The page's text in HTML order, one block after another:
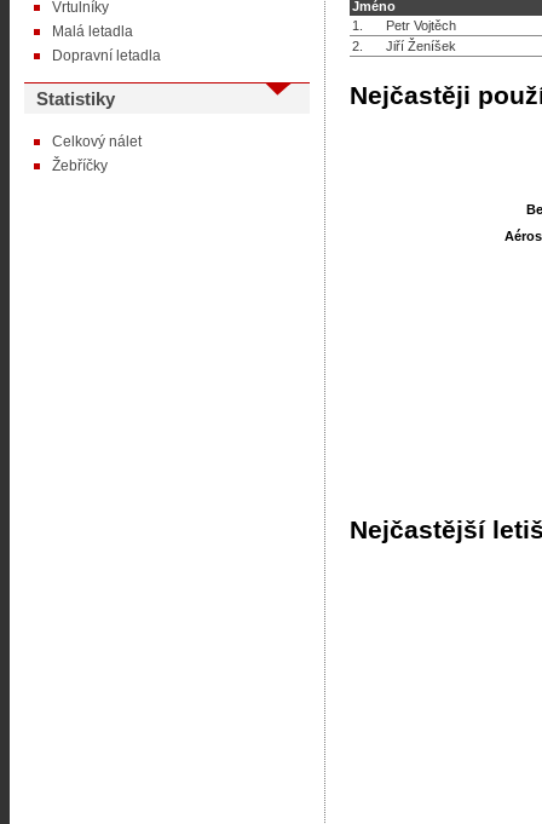
Vrtulníky
Malá letadla
Dopravní letadla
Statistiky
Celkový nálet
Žebříčky
Jméno
1.
Petr Vojtěch
2.
Jiří Ženíšek
Nejčastěji
Nejčastější